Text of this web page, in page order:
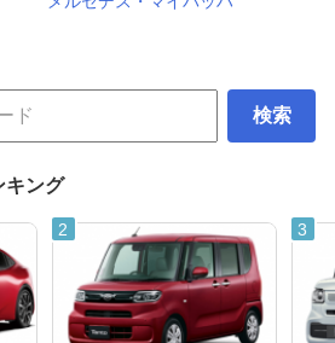
検索
キング